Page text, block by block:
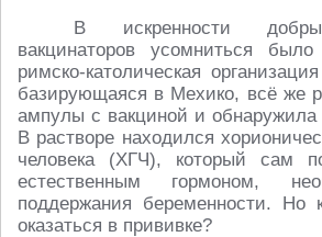
В искренности
вакцинаторов усомниться
римско-католическая организация
базирующаяся в Мехико, всё же
ампулы с вакциной и обнаружила
В растворе находился
человека (ХГЧ), который сам
естественным гормоном,
поддержания беременности. Но
оказаться в прививке?